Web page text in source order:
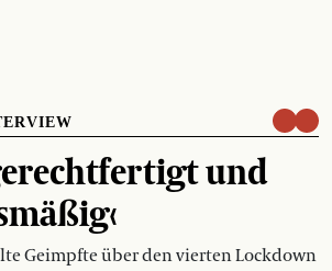
und
Geimpfte über den vierten Lockdown